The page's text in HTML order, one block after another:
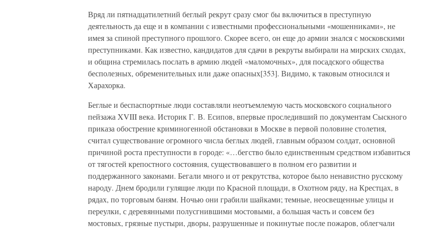
Вряд ли пятнадцатилетний беглый рекрут сразу смог бы включиться в преступную
деятельность да еще и в компании с известными профессиональными «мошенниками», не
имея за спиной преступного прошлого. Скорее всего, он еще до армии знался с московскими
преступниками. Как известно, кандидатов для сдачи в рекруты выбирали на мирских сходах,
и община стремилась послать в армию людей «маломочных», для посадского общества
бесполезных, обременительных или даже опасных[353]. Видимо, к таковым относился и
Харахорка.
Беглые и беспаспортные люди составляли неотъемлемую часть московского социального
пейзажа XVIII века. Историк Г. В. Есипов, впервые проследивший по документам Сыскного
приказа обострение криминогенной обстановки в Москве в первой половине столетия,
считал существование огромного числа беглых людей, главным образом солдат, основной
причиной роста преступности в городе: «…бегство было единственным средством избавиться
от тягостей крепостного состояния, существовавшего в полном его развитии и
поддержанного законами. Бегали много и от рекрутства, которое было ненавистно русскому
народу. Днем бродили гулящие люди по Красной площади, в Охотном ряду, на Крестцах, в
рядах, по торговым баням. Ночью они грабили шайками; темные, неосвещенные улицы и
переулки, с деревянными полусгнившими мостовыми, а большая часть и совсем без
мостовых, грязные пустыри, дворы, разрушенные и покинутые после пожаров, облегчали